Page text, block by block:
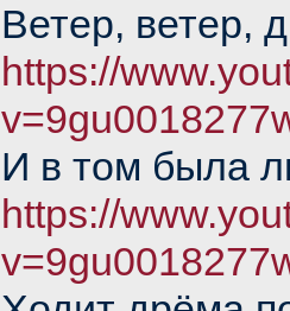
Ветер, ветер,
https://
И в том была
https://